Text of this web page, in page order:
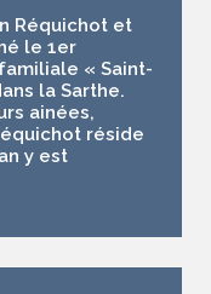
Réquichot et
le 1er
« Saint-
la Sarthe.
ainées,
réside
y est